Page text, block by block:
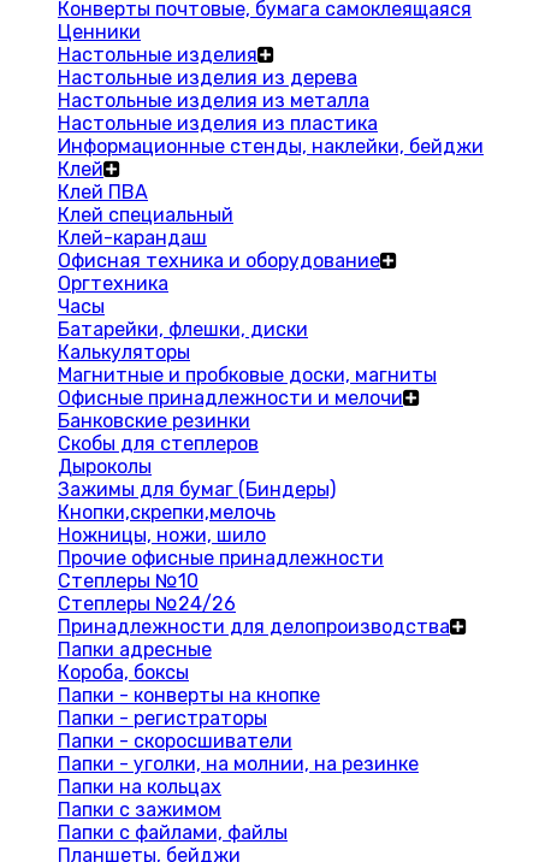
Конверты почтовые, бумага самоклеящаяся
Ценники
Настольные изделия
Настольные изделия из дерева
Настольные изделия из металла
Настольные изделия из пластика
Информационные стенды, наклейки, бейджи
Клей
Клей ПВА
Клей специальный
Клей-карандаш
Офисная техника и оборудование
Оргтехника
Часы
Батарейки, флешки, диски
Калькуляторы
Магнитные и пробковые доски, магниты
Офисные принадлежности и мелочи
Банковские резинки
Скобы для степлеров
Дыроколы
Зажимы для бумаг (Биндеры)
Кнопки,скрепки,мелочь
Ножницы, ножи, шило
Прочие офисные принадлежности
Степлеры №10
Степлеры №24/26
Принадлежности для делопроизводства
Папки адресные
Короба, боксы
Папки - конверты на кнопке
Папки - регистраторы
Папки - скоросшиватели
Папки - уголки, на молнии, на резинке
Папки на кольцах
Папки с зажимом
Папки с файлами, файлы
Планшеты, бейджи